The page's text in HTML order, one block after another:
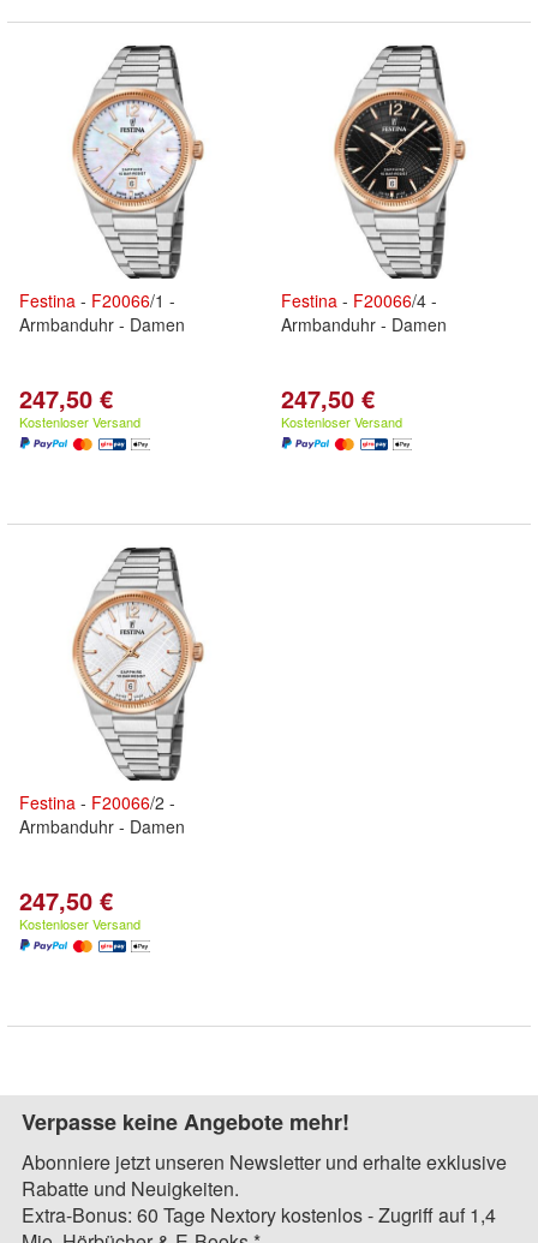
Festina - F20066/1 -
Armbanduhr - Damen
247,50 €
Kostenloser Versand
Festina - F20066/4 -
Armbanduhr - Damen
247,50 €
Kostenloser Versand
Festina - F20066/2 -
Armbanduhr - Damen
247,50 €
Kostenloser Versand
Verpasse keine Angebote mehr!
Abonniere jetzt unseren Newsletter und erhalte exklusive
Rabatte und Neuigkeiten.
Extra-Bonus: 60 Tage Nextory kostenlos - Zugriff auf 1,4